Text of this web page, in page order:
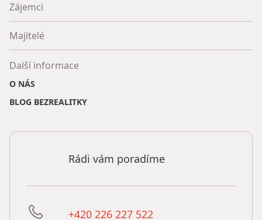
Zájemci
Majitelé
Další informace
O NÁS
BLOG BEZREALITKY
Rádi vám poradíme
+420 226 227 522